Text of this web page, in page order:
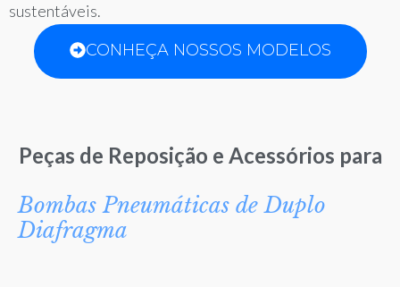
sustentáveis.
CONHEÇA NOSSOS MODELOS
Peças de Reposição e Acessórios para
Bombas Pneumáticas de Duplo
Diafragma